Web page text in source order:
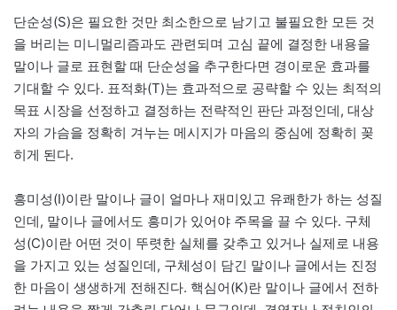
단순성(S)은 필요한 것만 최소한으로 남기고 불필요한 모든 것
을 버리는 미니멀리즘과도 관련되며 고심 끝에 결정한 내용을
말이나 글로 표현할 때 단순성을 추구한다면 경이로운 효과를
기대할 수 있다. 표적화(T)는 효과적으로 공략할 수 있는 최적의
목표 시장을 선정하고 결정하는 전략적인 판단 과정인데, 대상
자의 가슴을 정확히 겨누는 메시지가 마음의 중심에 정확히 꽂
히게 된다.
흥미성(I)이란 말이나 글이 얼마나 재미있고 유쾌한가 하는 성질
인데, 말이나 글에서도 흥미가 있어야 주목을 끌 수 있다. 구체
성(C)이란 어떤 것이 뚜렷한 실체를 갖추고 있거나 실제로 내용
을 가지고 있는 성질인데, 구체성이 담긴 말이나 글에서는 진정
한 마음이 생생하게 전해진다. 핵심어(K)란 말이나 글에서 전하